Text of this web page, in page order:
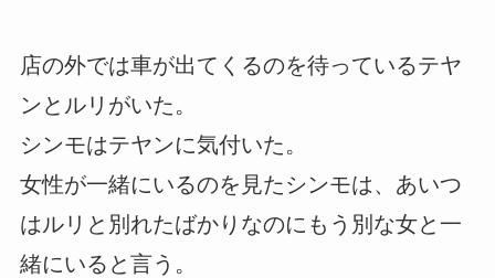
店の外では車が出てくるのを待っているテヤ
ンとルリがいた。
シンモはテヤンに気付いた。
女性が一緒にいるのを見たシンモは、あいつ
はルリと別れたばかりなのにもう別な女と一
緒にいると言う。